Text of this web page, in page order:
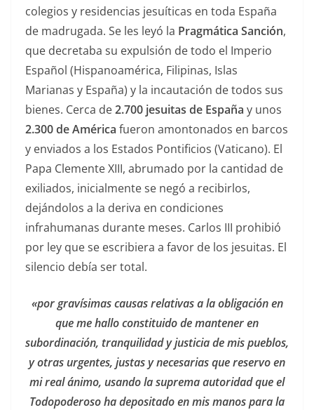
colegios y residencias jesuíticas en toda España
de madrugada. Se les leyó la Pragmática Sanción,
que decretaba su expulsión de todo el Imperio
Español (Hispanoamérica, Filipinas, Islas
Marianas y España) y la incautación de todos sus
bienes. Cerca de2.700 jesuitas de España y unos
2.300 de América fueron amontonados en barcos
y enviados a los Estados Pontificios (Vaticano). El
Papa Clemente XIII, abrumado por la cantidad de
exiliados, inicialmente se negó a recibirlos,
dejándolos a la deriva en condiciones
infrahumanas durante meses. Carlos III prohibió
por ley que se escribiera a favor de los jesuitas. El
silencio debía ser total.
«por gravísimas causas relativas a la obligación en
que me hallo constituido de mantener en
subordinación, tranquilidad y justicia de mis pueblos,
y otras urgentes, justas y necesarias que reservo en
mi real ánimo, usando la suprema autoridad que el
Todopoderoso ha depositado en mis manos para la